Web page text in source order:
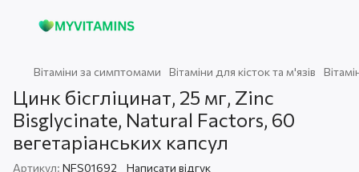
Вітаміни за симптомами Вітаміни для кісток та м'язів
Цинк бісгліцинат, 25 мг, Zinc
Bisglycinate, Natural Factors, 60
вегетаріанських капсул
Артикул: NFS01692 Написати відгук